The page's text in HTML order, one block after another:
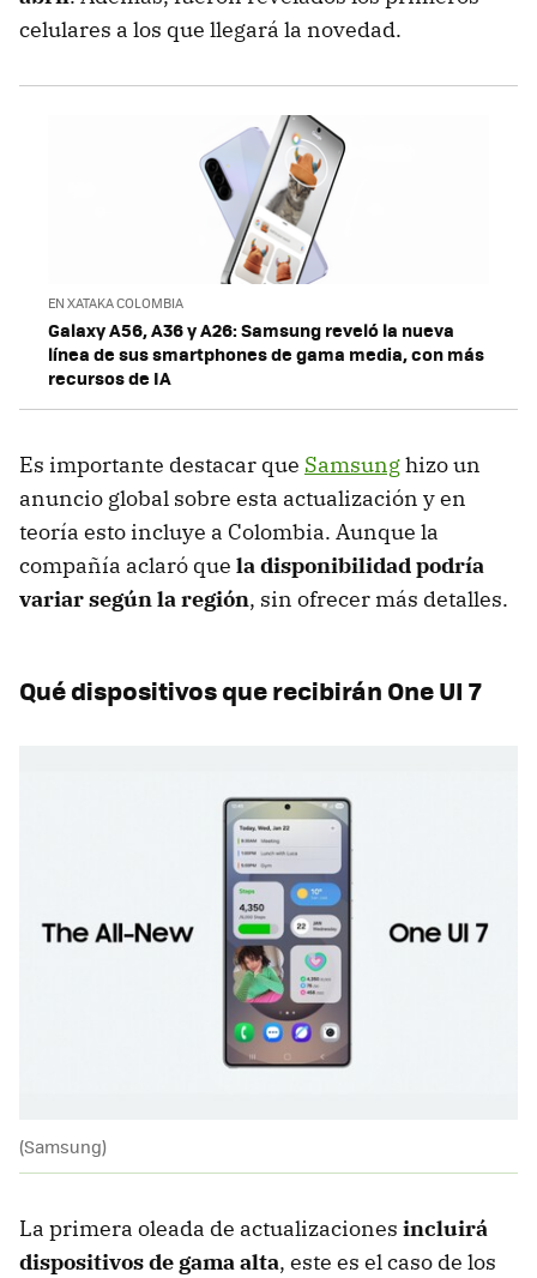
celulares a los que llegará la novedad.
EN XATAKA COLOMBIA
Galaxy A56, A36 y A26: Samsung reveló la nueva
línea de sus smartphones de gama media, con más
recursos de IA
Es importante destacar que Samsunghizo un
anuncio global sobre esta actualización y en
teoría esto incluye a Colombia. Aunque la
compañía aclaró que la disponibilidad podría
variar según la región, sin ofrecer más detalles.
Qué dispositivos que recibirán One UI 7
(Samsung)
La primera oleada de actualizaciones incluirá
dispositivos de gama alta, este es el caso de los